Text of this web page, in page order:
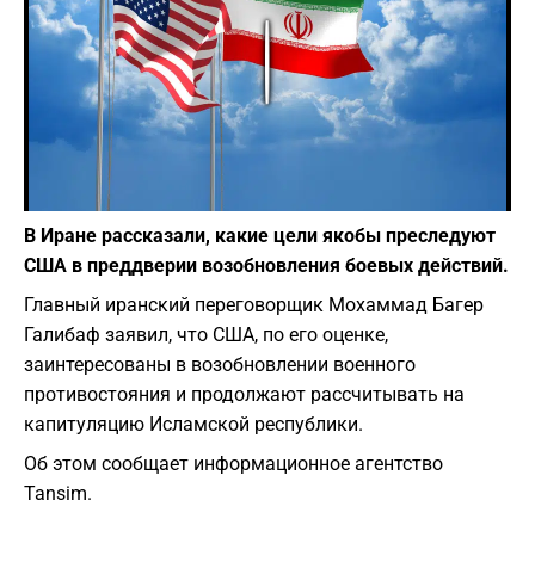
Play
В Иране рассказали, какие цели якобы преследуют
США в преддверии возобновления боевых действий.
Главный иранский переговорщик Мохаммад Багер
Галибаф заявил, что США, по его оценке,
заинтересованы в возобновлении военного
противостояния и продолжают рассчитывать на
капитуляцию Исламской республики.
Об этом сообщает информационное агентство
Tansim.